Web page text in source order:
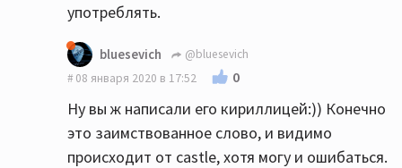
употреблять.
bluesevich
@bluesevich
08 января 2020 в 17:52
0
Ну вы ж написали его кириллицей:)) Конечно
это заимствованное слово, и видимо
происходит от castle, хотя могу и ошибаться.